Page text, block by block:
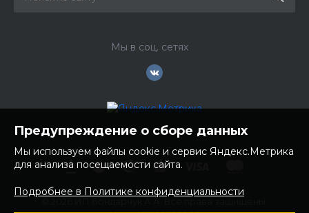
Мы в соц. сетях
Предупреждение о сборе данных
Мы используем файлы cookie и сервис Яндекс.Метрика
для анализа посещаемости сайта.
Подробнее в Политике конфиденциальности